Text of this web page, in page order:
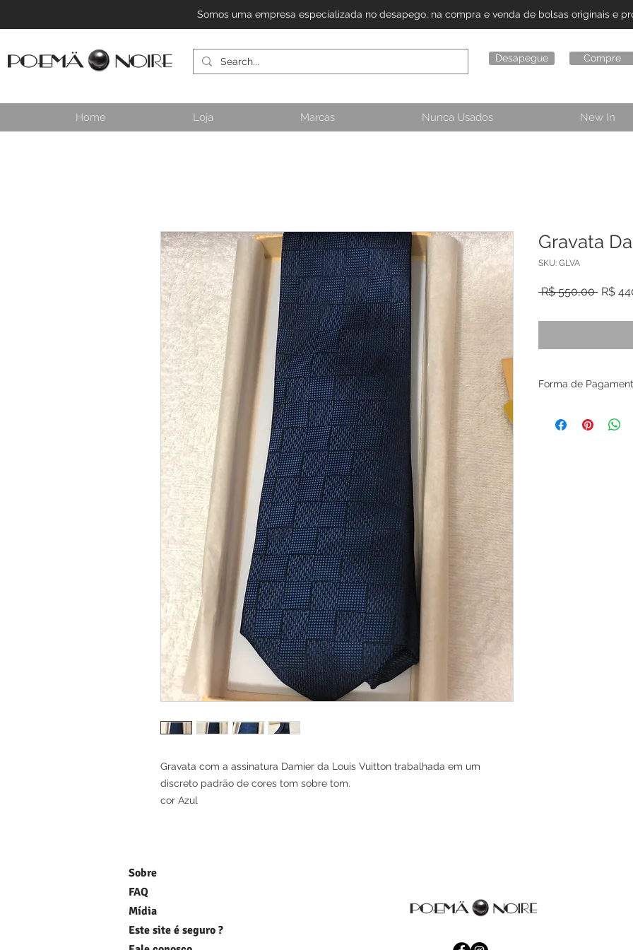
Somos uma empresa especializada no desapego, na compra e venda de bolsas originais e
Desapegue Compre
Home Loja Marcas Nunca Usados New In
Gravata com a assinatura Damier da Louis Vuitton trabalhada em um
discreto padrão de cores tom sobre tom.
cor Azul
Gravata
SKU: GLVA
R$ 550,00 Preço
R$
Forma de
Sobre
FAQ
Mídia
Este site é seguro ?